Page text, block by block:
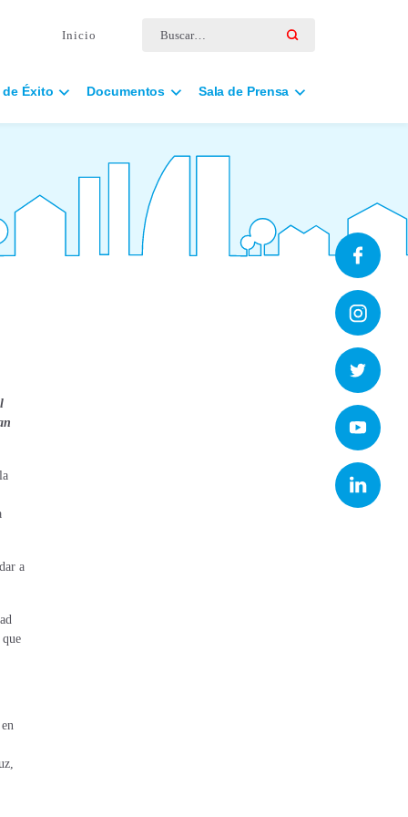
Buscar por:
Inicio
de Éxito Documentos Sala de Prensa
a